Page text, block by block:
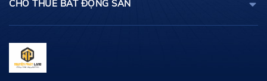
CHO THUÊ BẤT ĐỘNG SẢN